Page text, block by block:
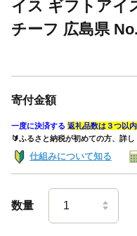
イス ギフトアイ
チーフ 広島県
寄付金額
一度に決済する 返礼品数は３つ以内
🔰ふるさと納税が初めての方、詳
仕組みについて知る
数量